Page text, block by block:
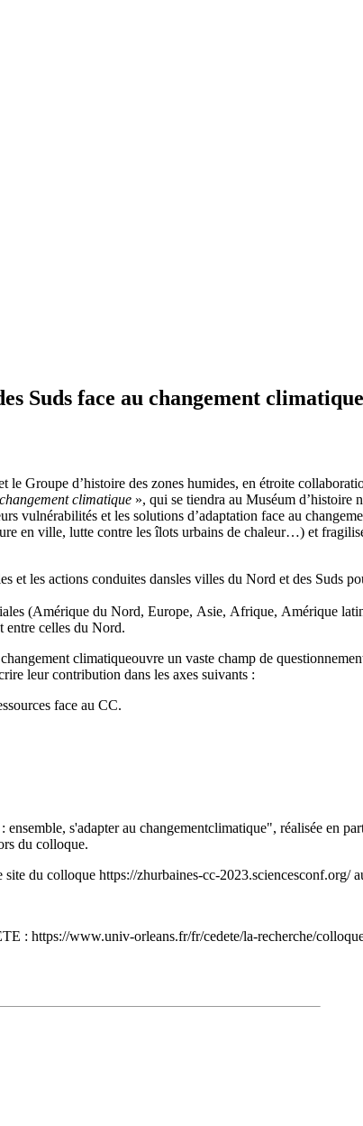
Suds face au changement
Groupe d’histoire des zones humides, en étroite
climatique », qui se tiendra au Muséum d’histoire
vulnérabilités et les solutions d’adaptation face au
en ville, lutte contre les îlots urbains de chaleur…) et
et les actions conduites dansles villes du Nord et des Suds
(Amérique du Nord, Europe, Asie, Afrique, Amérique
entre celles du Nord.
climatiqueouvre un vaste champ de
leur contribution dans les axes suivants :
face au CC.
s'adapter au changementclimatique", réalisée en
du colloque.
du colloque https://zhurbaines-cc-2023.sciencesconf.org/
: https://www.univ-orleans.fr/fr/cedete/la-recherche/